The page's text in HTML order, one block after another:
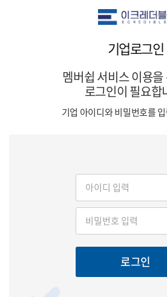
기업로그인
멤버쉽 서비스 이용
로그인이 필요합
기업 아이디와 비밀번호를
로그인